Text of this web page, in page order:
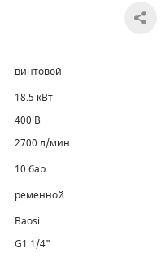
винтовой
18.5 кВт
400 В
2700 л/мин
10 бар
ременной
Baosi
G1 1/4"